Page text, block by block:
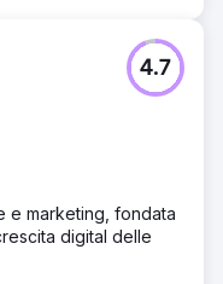
4.7
e marketing, fondata
digital delle